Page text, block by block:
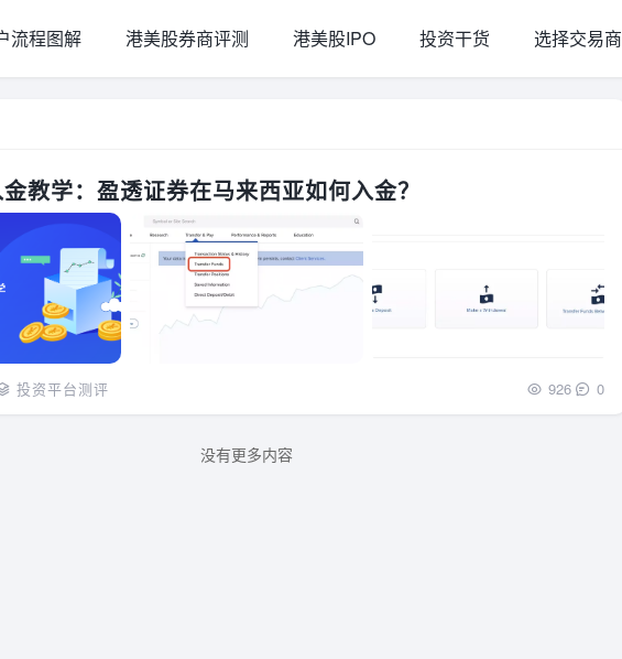
流程图解 港美股券商评测 港美股IPO 投资干货 选择交易商
教学：盈透证券在马来西亚如何入金？
投资平台测评 926 0
没有更多内容